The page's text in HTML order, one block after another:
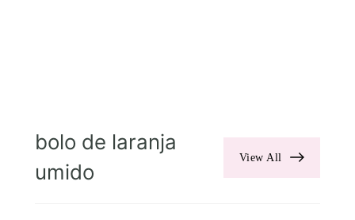
bolo de laranja
umido
View All